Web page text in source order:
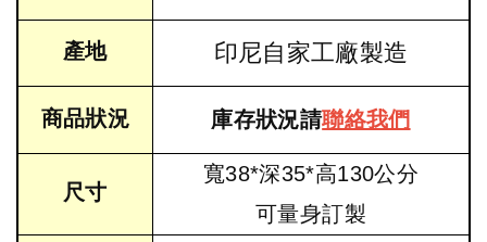
產地 印尼自家工廠製造
商品狀況 庫存狀況請聯絡我們
尺寸
寬38*深35*高130公分
可量身訂製